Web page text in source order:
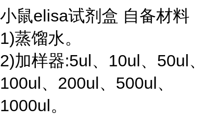
小鼠elisa试剂盒 自备材料
1)蒸馏水。
2)加样器:5ul、10ul、50ul、
100ul、200ul、500ul、
1000ul。